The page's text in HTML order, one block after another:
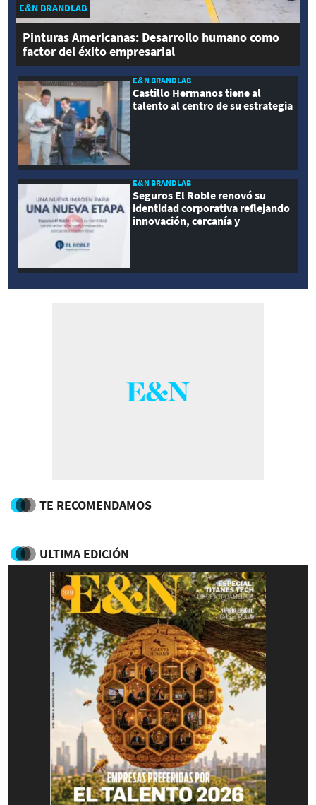
E&N BRANDLAB
Pinturas Americanas: Desarrollo humano como
factor del éxito empresarial
E&N BRANDLAB
Castillo Hermanos tiene al
talento al centro de su estrategia
E&N BRANDLAB
Seguros El Roble renovó su
identidad corporativa reflejando
innovación, cercanía y
TE RECOMENDAMOS
ULTIMA EDICIÓN